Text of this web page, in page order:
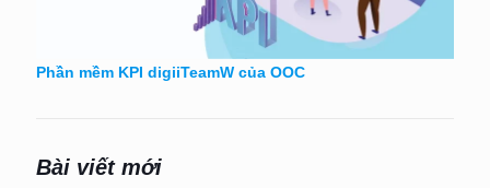
Phần mềm KPI digiiTeamW của OOC
Bài viết mới